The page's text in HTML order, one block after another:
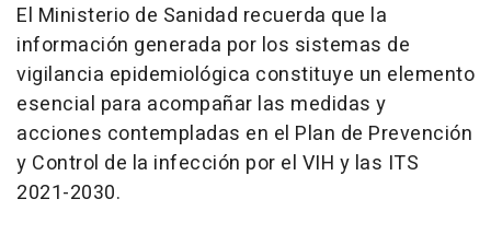
El Ministerio de Sanidad recuerda que la
información generada por los sistemas de
vigilancia epidemiológica constituye un elemento
esencial para acompañar las medidas y
acciones contempladas en el Plan de Prevención
y Control de la infección por el VIH y las ITS
2021-2030.